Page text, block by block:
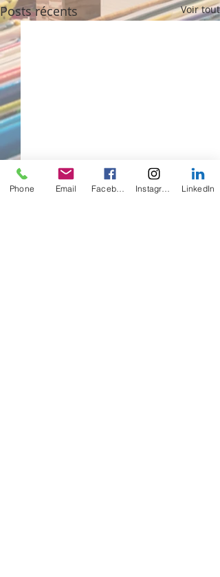
Posts récents Voir tout
Phone Email LinkedIn